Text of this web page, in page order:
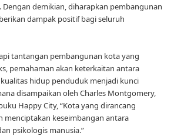
demikian, diharapkan pembangunan
dampak positif bagi seluruh
tantangan pembangunan kota yang
pemahaman akan keterkaitan antara
hidup penduduk menjadi kunci
disampaikan oleh Charles Montgomery,
Happy City, “Kota yang dirancang
menciptakan keseimbangan antara
psikologis manusia.”